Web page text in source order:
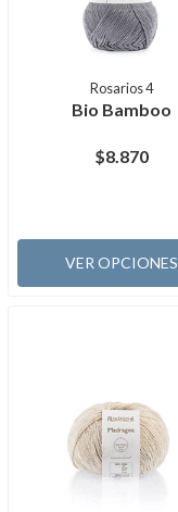
Rosarios 4
Bio Bamboo
$8.870
VER OPCIONES